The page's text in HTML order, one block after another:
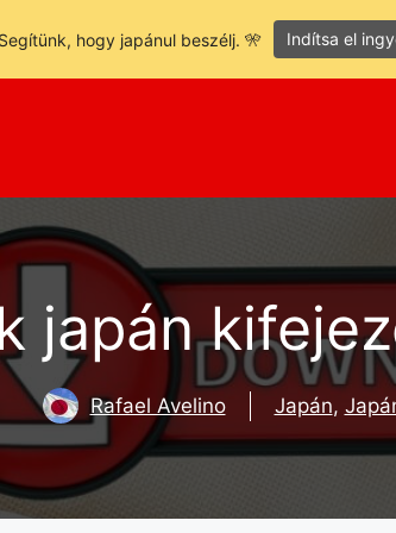
japán
Rafael Avelino Japán,
hogy japánul beszélj. 🎌 Indítsa el